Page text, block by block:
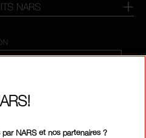
NARS
NARS et nos partenaires ?